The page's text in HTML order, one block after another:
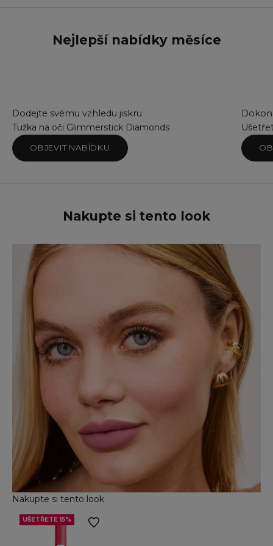
Nejlepší nabídky měsíce
Dodejte svému vzhledu jiskru
Tužka na oči Glimmerstick Diamonds
OBJEVIT NABÍDKU
Nakupte si tento look
Nakupte si tento look
UŠETŘETE 15%